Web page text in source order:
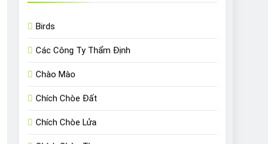
Birds
Các Công Ty Thẩm Định
Chào Mào
Chích Chòe Đất
Chích Chòe Lửa